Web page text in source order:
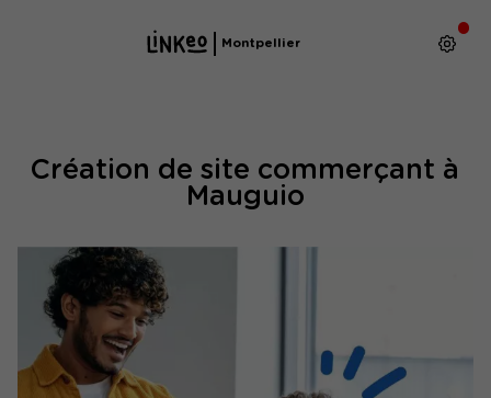
Montpellier
Création de site commerçant à
Mauguio